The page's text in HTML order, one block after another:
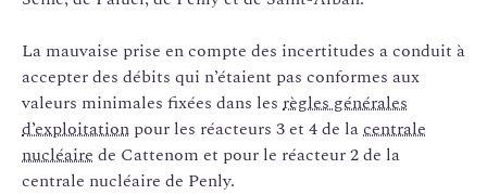
La mauvaise prise en compte des incertitudes a conduit à
accepter des débits qui n’étaient pas conformes aux
valeurs minimales fixées dans les règles générales
d’exploitation pour les réacteurs 3 et 4 de lacentrale
nucléaire de Cattenom et pour le réacteur 2 de la
centrale nucléaire de Penly.